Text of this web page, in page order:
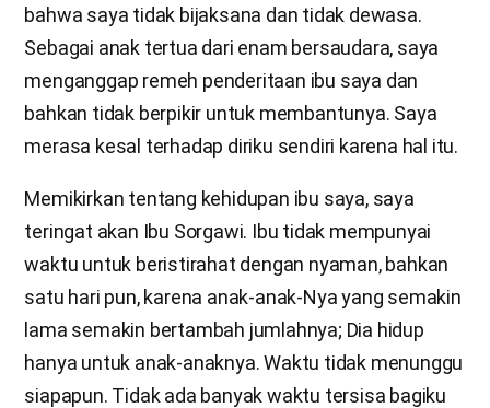
bahwa saya tidak bijaksana dan tidak dewasa.
Sebagai anak tertua dari enam bersaudara, saya
menganggap remeh penderitaan ibu saya dan
bahkan tidak berpikir untuk membantunya. Saya
merasa kesal terhadap diriku sendiri karena hal itu.
Memikirkan tentang kehidupan ibu saya, saya
teringat akan Ibu Sorgawi. Ibu tidak mempunyai
waktu untuk beristirahat dengan nyaman, bahkan
satu hari pun, karena anak-anak-Nya yang semakin
lama semakin bertambah jumlahnya; Dia hidup
hanya untuk anak-anaknya. Waktu tidak menunggu
siapapun. Tidak ada banyak waktu tersisa bagiku